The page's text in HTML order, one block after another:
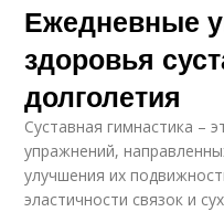
Ежедневные
здоровья
долголетия
Суставная гимнастика –
упражнений,
улучшения их
эластичности связок и